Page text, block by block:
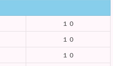
１０
１０
１０